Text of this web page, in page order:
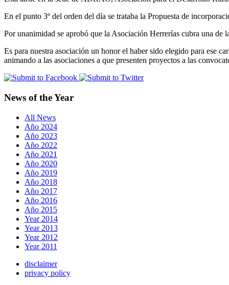
En el punto 3º del orden del día se trataba la Propuesta de
Por unanimidad se aprobó que la Asociación Herrerías cubra una de
Es para nuestra asociación un honor el haber sido elegido para ese
animando a las asociaciones a que presenten proyectos a las
News of the Year
All News
Año 2024
Año 2023
Año 2022
Año 2021
Año 2020
Año 2019
Año 2018
Año 2017
Año 2016
Año 2015
Year 2014
Year 2013
Year 2012
Year 2011
disclaimer
privacy policy